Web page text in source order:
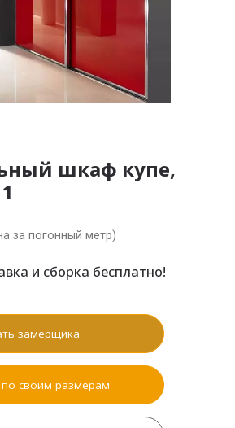
шкаф купе,
за погонный метр)
и сборка бесплатно!
замерщика
по своим размерам